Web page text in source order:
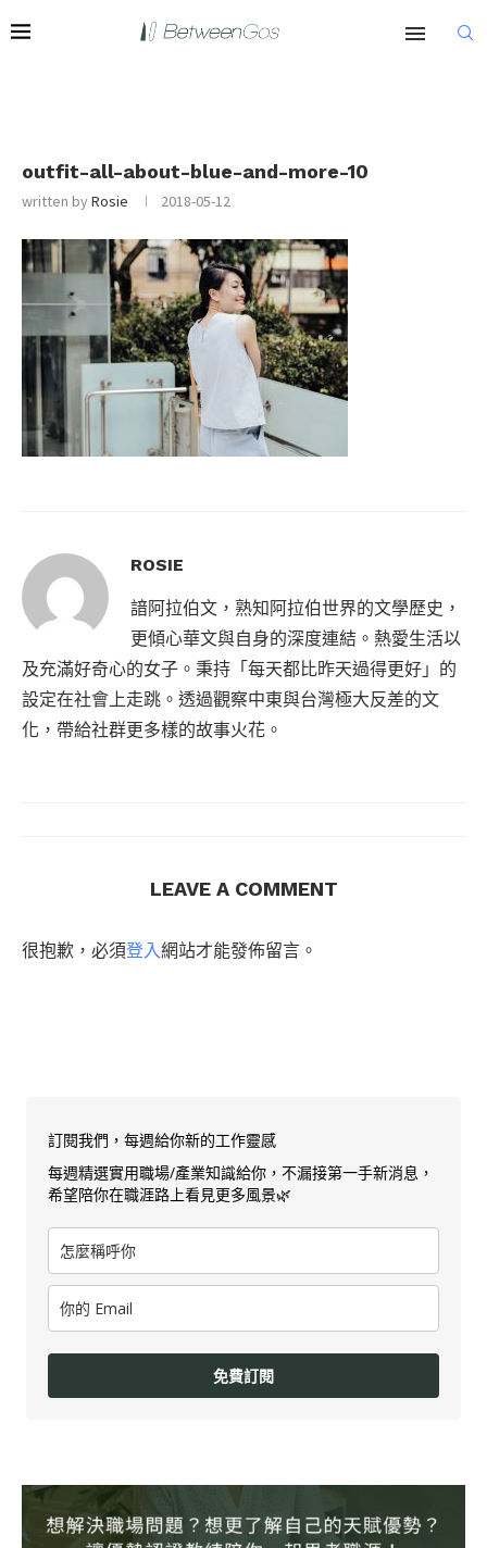
outfit-all-about-blue-and-more-10
written byRosie 2018-05-12
ROSIE
諳阿拉伯文，熟知阿拉伯世界的文學歷史，
更傾心華文與自身的深度連結。熱愛生活以
及充滿好奇心的女子。秉持「每天都比昨天過得更好」的
設定在社會上走跳。透過觀察中東與台灣極大反差的文
化，帶給社群更多樣的故事火花。
LEAVE A COMMENT
很抱歉，必須登入網站才能發佈留言。
訂閱我們，每週給你新的工作靈感
每週精選實用職場/產業知識給你，不漏接第一手新消息，
希望陪你在職涯路上看見更多風景🌿
免費訂閱